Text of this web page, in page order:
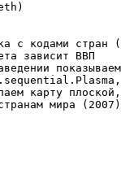
с кодами стран
зависит ВВП
карту
мира